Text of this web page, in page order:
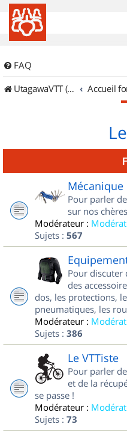
FAQ
UtagawaVTT (Randos VTT et VTTAE avec traces GPS)
Accueil
Mécanique
Pour parler
sur nos
Modérateur :
Sujets : 567
Pour discuter
des
dos, les protections,
pneumatiques, les
Modérateur :
Sujets : 386
Le VTTiste
Pour parler
et de la
se passe !
Modérateur :
Sujets : 73